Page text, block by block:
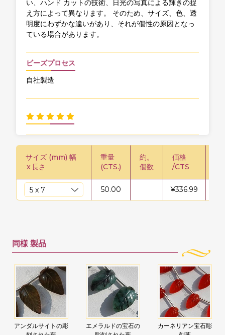
い、ハンド カットの技術、日光の写真による輝きの捉
え方によって異なります。 そのため、サイズ、色、透
明度にわずかな違いがあり、それが個性の原因となっ
ている場合があります。
ビーズプロセス
自社製造
サイズ (mm) 幅
x長さ
重量
(CTS.)
約。
個数
価格
/CTS
50.00 ¥336.99
同様 製品
アンダルサイトの彫
エメラルドの宝石の
カーネリアン宝石彫